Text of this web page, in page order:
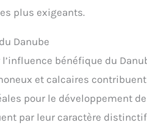
plus exigeants.
Danube
bénéfique du
et calcaires
pour le développement
par leur caractère